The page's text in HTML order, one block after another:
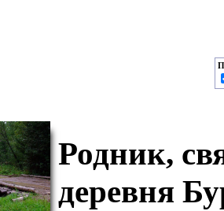
Родник,
деревня